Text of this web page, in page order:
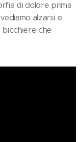
di dolore prima
alzarsi e
bicchiere che